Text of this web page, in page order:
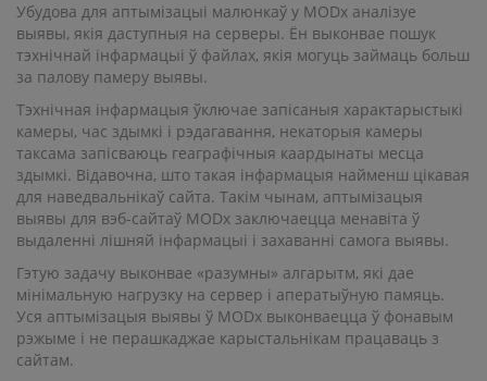
Убудова для аптымізацыі малюнкаў у MODx аналізуе
выявы, якія даступныя на серверы. Ён выконвае пошук
тэхнічнай інфармацыі ў файлах, якія могуць займаць больш
за палову памеру выявы.
Тэхнічная інфармацыя ўключае запісаныя характарыстыкі
камеры, час здымкі і рэдагавання, некаторыя камеры
таксама запісваюць геаграфічныя каардынаты месца
здымкі. Відавочна, што такая інфармацыя найменш цікавая
для наведвальнікаў сайта. Такім чынам, аптымізацыя
выявы для вэб-сайтаў MODx заключаецца менавіта ў
выдаленні лішняй інфармацыі і захаванні самога выявы.
Гэтую задачу выконвае «разумны» алгарытм, які дае
мінімальную нагрузку на сервер і аператыўную памяць.
Уся аптымізацыя выявы ў MODx выконваецца ў фонавым
рэжыме і не перашкаджае карыстальнікам працаваць з
сайтам.